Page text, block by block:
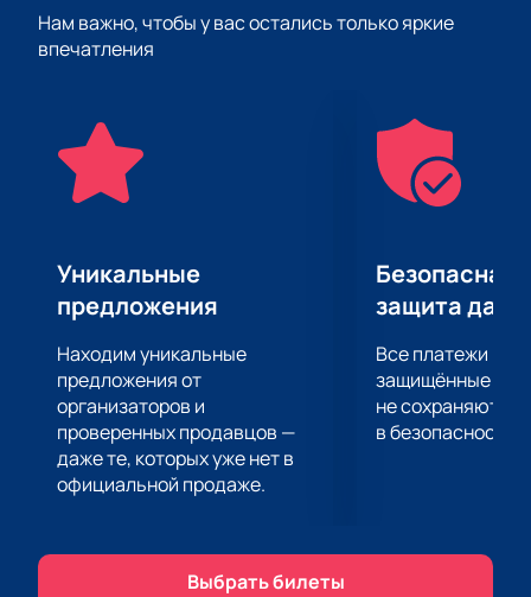
детей, но будет интересна и взрослым, благодаря
своей глубокой истории и профессиональному
Посетив мюзикл, вы сможете насладиться не
только захватывающим сюжетом, но и
мастерством актеров, которые оживляют на сцене
каждого героя. Это идеальная возможность
атмосферу настоящего музыкального праздника.
Чтобы стать частью этого события, вы можете
купить билетына нашем сайте. Это удобный и
быстрый способ обеспечить себе и своим близким
место на одном из самых ожидаемых мероприятий
сезона. Не упустите шанс подарить себе и своим
детям незабываемые впечатления.
Нам важно, чтобы у вас остались только яркие
впечатления
Уникальные
предложения
Находим уникальные
предложения от
организаторов и
проверенных продавцов —
даже те, которых уже нет в
официальной продаже.
Безопасная
защита
Все платежи
защищённые
не сохраняются
в безопасности.
Выбрать билеты